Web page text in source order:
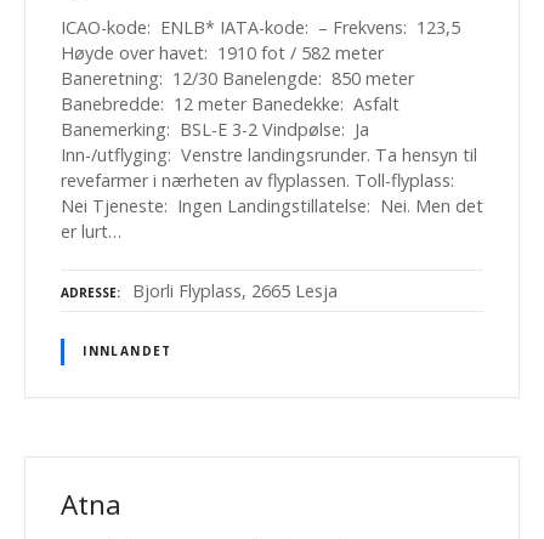
ICAO-kode: ENLB* IATA-kode: – Frekvens: 123,5
Høyde over havet: 1910 fot / 582 meter
Baneretning: 12/30 Banelengde: 850 meter
Banebredde: 12 meter Banedekke: Asfalt
Banemerking: BSL-E 3-2 Vindpølse: Ja
Inn-/utflyging: Venstre landingsrunder. Ta hensyn til
revefarmer i nærheten av flyplassen. Toll-flyplass:
Nei Tjeneste: Ingen Landingstillatelse: Nei. Men det
er lurt…
ADRESSE Bjorli Flyplass, 2665 Lesja
INNLANDET
Atna